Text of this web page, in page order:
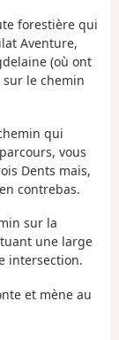
forestière qui
Aventure,
(où ont
sur le chemin
qui
vous
Dents mais,
contrebas.
sur la
une large
intersection.
et mène au